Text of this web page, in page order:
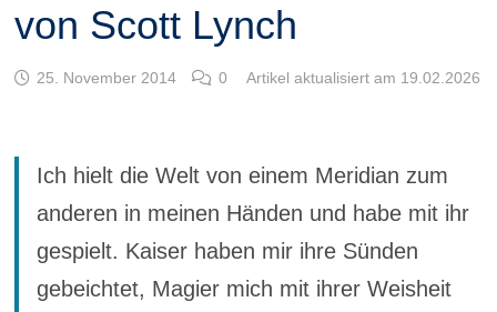
von Scott Lynch
25. November 2014 0 Artikel aktualisiert am 19.02.2026
Ich hielt die Welt von einem Meridian zum
anderen in meinen Händen und habe mit ihr
gespielt. Kaiser haben mir ihre Sünden
gebeichtet, Magier mich mit ihrer Weisheit